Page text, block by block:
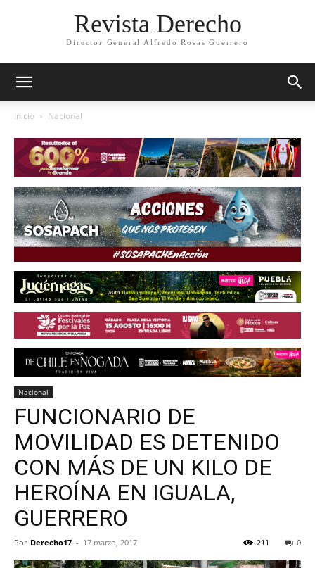
Revista Derecho
Director General Alfredo Rosas Guerrero
Inicio Nacional
Nacional
FUNCIONARIO DE
MOVILIDAD ES DETENIDO
CON MÁS DE UN KILO DE
HEROÍNA EN IGUALA,
GUERRERO
Por Derecho17 - 17 marzo, 2017 0
211